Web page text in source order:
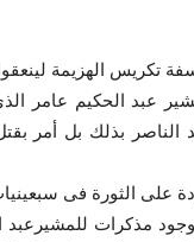
عبد الحكيم عامر
الناصر بذلك بل أمر
على الثورة فى
مذكرات للمشيرعبد